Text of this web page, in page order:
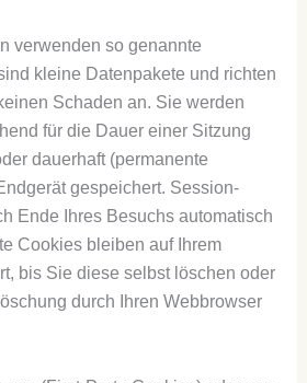
verwenden so genannte
kleine Datenpakete und richten
Schaden an. Sie werden
für die Dauer einer Sitzung
dauerhaft (permanente
gespeichert. Session-
Ende Ihres Besuchs automatisch
Cookies bleiben auf Ihrem
bis Sie diese selbst löschen oder
durch Ihren Webbrowser